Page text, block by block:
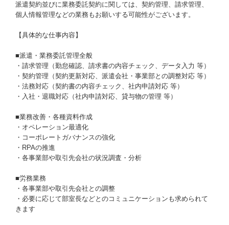
派遣契約並びに業務委託契約に関しては、契約管理、請求管理、
個人情報管理などの業務もお願いする可能性がございます。
【具体的な仕事内容】
■派遣・業務委託管理全般
・請求管理（勤怠確認、請求書の内容チェック、データ入力 等）
・契約管理（契約更新対応、派遣会社・事業部との調整対応 等）
・法務対応（契約書の内容チェック、社内申請対応 等）
・入社・退職対応（社内申請対応、貸与物の管理 等）
■業務改善・各種資料作成
・オペレーション最適化
・コーポレートガバナンスの強化
・RPAの推進
・各事業部や取引先会社の状況調査・分析
■労務業務
・各事業部や取引先会社との調整
・必要に応じて部室長などとのコミュニケーションも求められて
きます